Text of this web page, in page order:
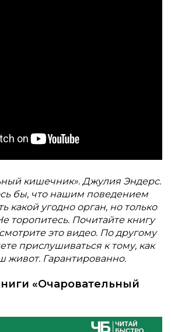
кишечник». Джулия Эндерс.
бы, что нашим поведением
какой угодно орган, но только
торопитесь. Почитайте книгу
это видео. По другому
прислушиваться к тому, как
живот. Гарантированно.
«Очаровательный